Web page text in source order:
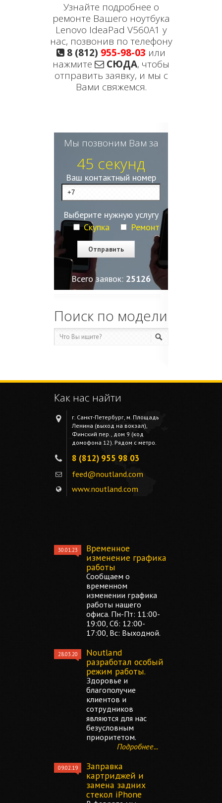
Узнайте подробнее о
ремонте Вашего ноутбука
Lenovo IdeaPad V560A1 у
нас, позвонив по телефону
8 (812) 955-98-03 или
нажмите
СЮДА, чтобы
отправить заявку, и мы с
Вами свяжемся.
Мы позвоним Вам за
45 секунд
Ваш контактный номер
Выберите нужную услугу
Скупка
Ремонт
Всего заявок: 25127
Поиск по модели
Как нас найти
г. Санкт-Петербург, м. Площадь
Ленина (выход на вокзал),
Финский пер., дом 9 (код
домофона 12). Рядом с метро.
8 (812) 955 98 03
feed@noutland.com
www.noutland.com
30.01.23
Временное
изменение графика
работы
Сообщаем о
временном
изменении графика
работы нашего
офиса. Пн-Пт: 11:00-
19:00, Сб: 12:00-
17:00, Вс: Выходной.
28.03.20
Noutland
разработал особый
режим работы.
Здоровье и
благополучие
клиентов и
сотрудников
являются для нас
безусловным
приоритетом.
Подробнее...
09.02.19
Заправка
картриджей и
замена задних
стекол iPhone